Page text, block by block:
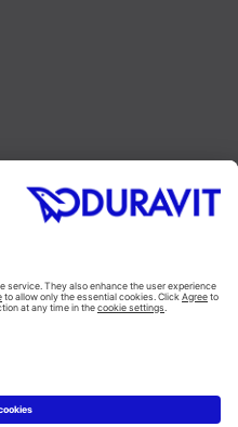
Instagram
Blog